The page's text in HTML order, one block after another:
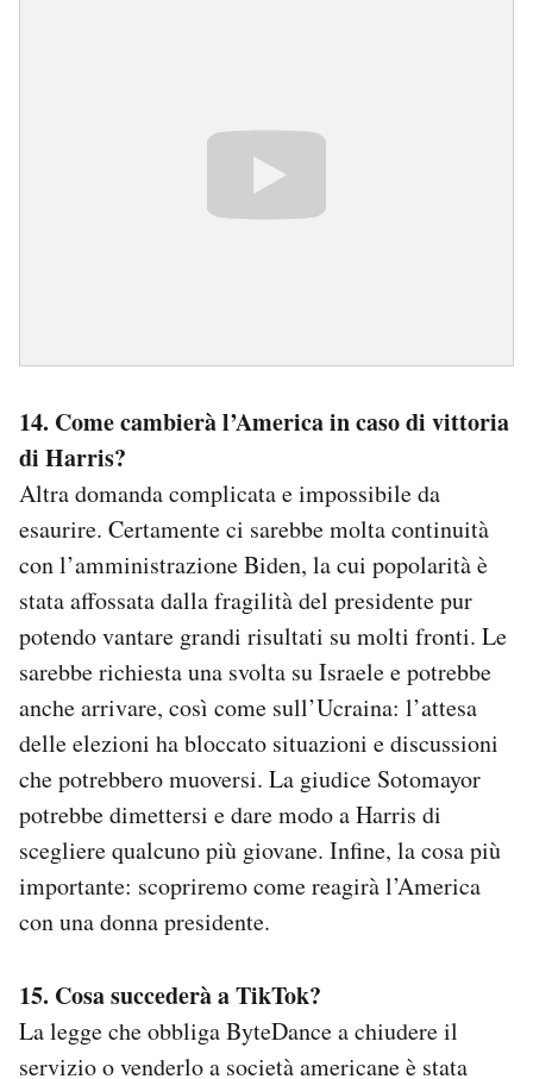
14. Come cambierà l’America in caso di vittoria
di Harris?
Altra domanda complicata e impossibile da
esaurire. Certamente ci sarebbe molta continuità
con l’amministrazione Biden, la cui popolarità è
stata affossata dalla fragilità del presidente pur
potendo vantare grandi risultati su molti fronti. Le
sarebbe richiesta una svolta su Israele e potrebbe
anche arrivare, così come sull’Ucraina: l’attesa
delle elezioni ha bloccato situazioni e discussioni
che potrebbero muoversi. La giudice Sotomayor
potrebbe dimettersi e dare modo a Harris di
scegliere qualcuno più giovane. Infine, la cosa più
importante: scopriremo come reagirà l’America
con una donna presidente.
15. Cosa succederà a TikTok?
La legge che obbliga ByteDance a chiudere il
servizio o venderlo a società americane è stata